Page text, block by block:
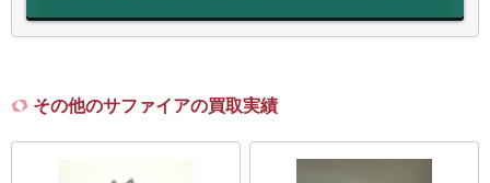
その他のサファイアの買取実績